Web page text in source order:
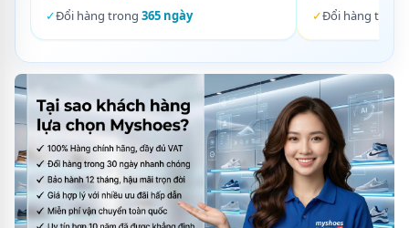
✓Đổi hàng trong 365 ngày
✓Đổi hàng trong